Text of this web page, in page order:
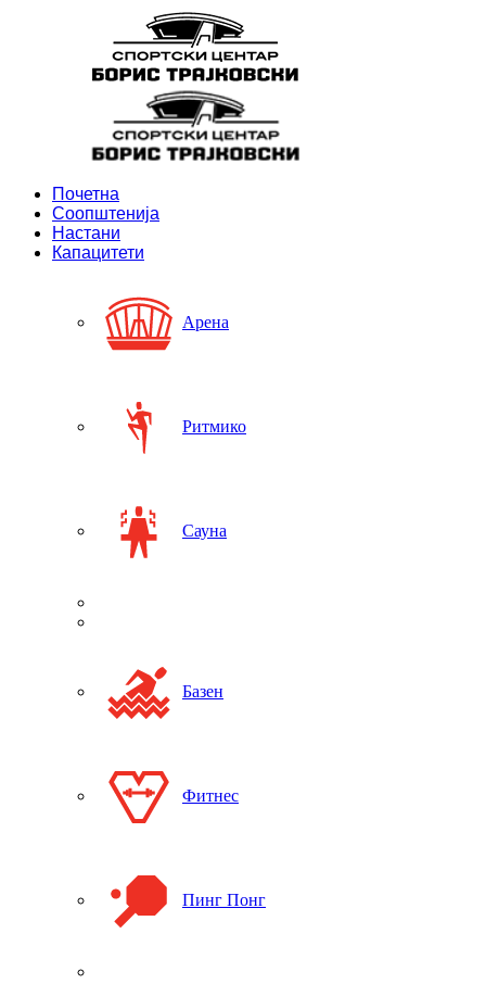
Почетна
Соопштенија
Настани
Капацитети
Арена
Ритмико
Сауна
Базен
Фитнес
Пинг Понг